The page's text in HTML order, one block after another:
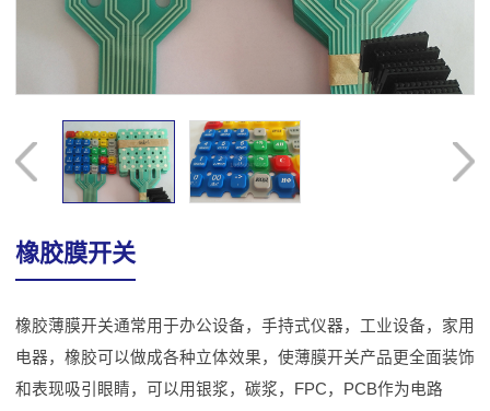
橡胶膜开关
橡胶薄膜开关通常用于办公设备，手持式仪器，工业设备，家用
电器，橡胶可以做成各种立体效果，使薄膜开关产品更全面装饰
和表现吸引眼睛，可以用银浆，碳浆，FPC，PCB作为电路